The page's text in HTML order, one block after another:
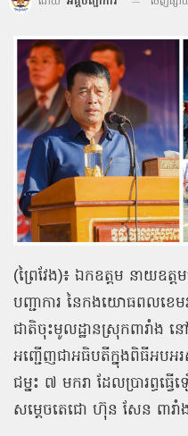
(ព្រៃវែង)៖ ឯកឧត្តម នាយឧត្
បញ្ជាការ នៃកងយោធពលខេមរ
ជាតិចុះមូលដ្ឋានស្រុកពារាំង ន
អញ្ជើញជាអធិបតីក្នុងពិធីអប
ជម្នះ ៧ មករា ដែលប្រារព្ធធ្
សម្ដេចតេជោ ហ៊ុន សែន ពារាំង